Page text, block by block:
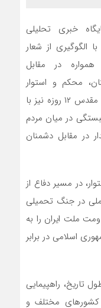
خبری تحلیلی
الگوگیری از شعار
در مقابل
محکم و استوار
ایستاده است؛ در جنگ تحمیلی و دفاع مقدس ۱۲ روزه نیز با
در میان مردم
در مقابل دشمنان
در مسیر دفاع از
ملی در جنگ تحمیلی
ملت ایران را به
اسلامی در برابر
تاریخ، راهپیمایی
کشورهای مختلف و